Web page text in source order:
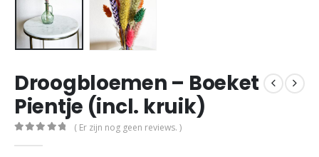
Droogbloemen – Boeket
Pientje (incl. kruik)
( Er zijn nog geen reviews. )